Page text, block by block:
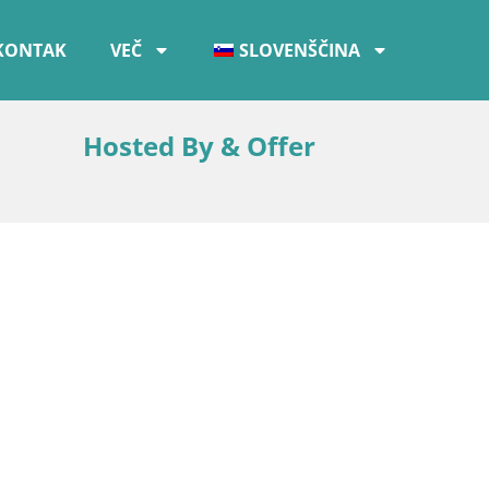
VEČ SLOVENŠČINA
Hosted By & Offer